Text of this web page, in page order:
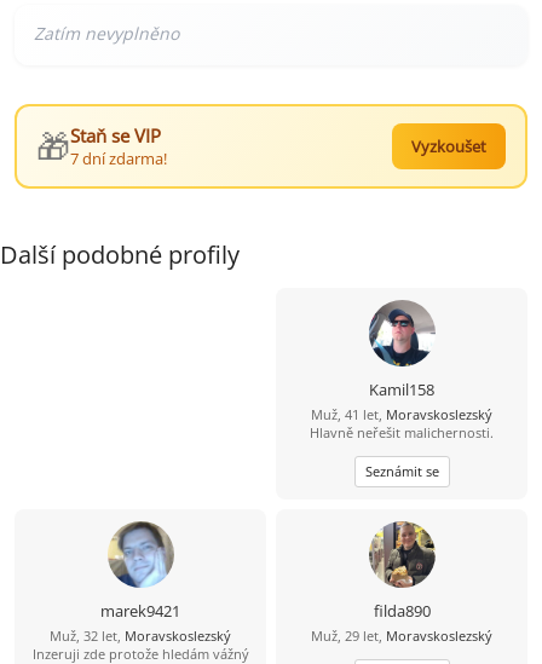
🎁Staň se VIP
7 dní zdarma!
Vyzkoušet
Další podobné profily
Kamil158
Muž, 41 let, Moravskoslezský
Hlavně neřešit malichernosti.
Seznámit se
marek9421
Muž, 32 let, Moravskoslezský
Inzeruji zde protože hledám vážný
filda890
Muž, 29 let, Moravskoslezský